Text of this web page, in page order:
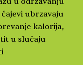
ubrzavaju
kalorija,
u slučaju